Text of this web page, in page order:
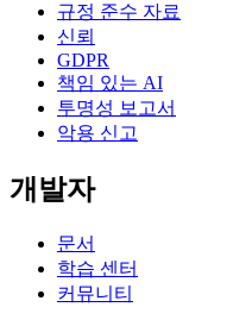
규정 준수 자료
신뢰
GDPR
책임 있는 AI
투명성 보고서
악용 신고
개발자
문서
학습 센터
커뮤니티